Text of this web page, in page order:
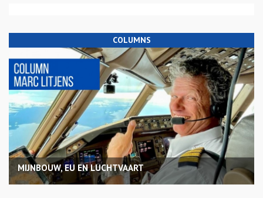
COLUMNS
MIJNBOUW, EU EN LUCHTVAART